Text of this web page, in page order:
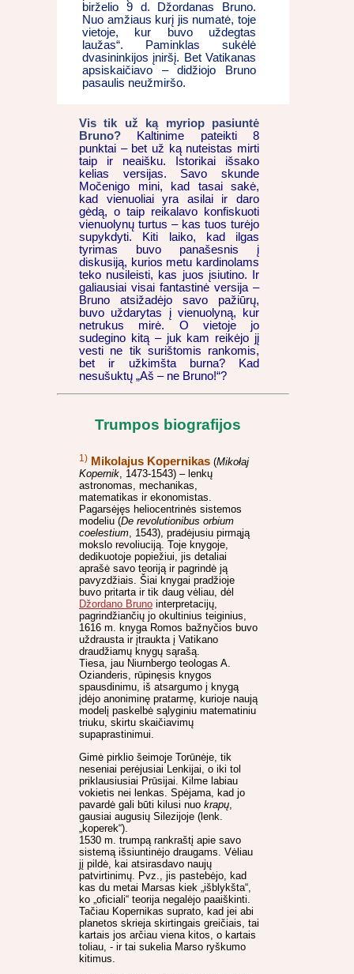
birželio 9 d. Džordanas Bruno.
Nuo amžiaus kurį jis numatė, toje
vietoje, kur buvo uždegtas
laužas“. Paminklas sukėlė
dvasininkijos įniršį. Bet Vatikanas
apsiskaičiavo – didžiojo Bruno
pasaulis neužmiršo.
Vis tik už ką myriop pasiuntė
Bruno? Kaltinime pateikti 8
punktai – bet už ką nuteistas mirti
taip ir neaišku. Istorikai išsako
kelias versijas. Savo skunde
Močenigo mini, kad tasai sakė,
kad vienuoliai yra asilai ir daro
gėdą, o taip reikalavo konfiskuoti
vienuolynų turtus – kas tuos turėjo
supykdyti. Kiti laiko, kad ilgas
tyrimas buvo panašesnis į
diskusiją, kurios metu kardinolams
teko nusileisti, kas juos įsiutino. Ir
galiausiai visai fantastinė versija –
Bruno atsižadėjo savo pažiūrų,
buvo uždarytas į vienuolyną, kur
netrukus mirė. O vietoje jo
sudegino kitą – juk kam reikėjo jį
vesti ne tik surištomis rankomis,
bet ir užkimšta burna? Kad
nesušuktų „Aš – ne Bruno!“?
Trumpos biografijos
1) Mikolajus Kopernikas (Mikołaj
Kopernik, 1473-1543) – lenkų
astronomas, mechanikas,
matematikas ir ekonomistas.
Pagarsėjęs heliocentrinės sistemos
modeliu (De revolutionibus orbium
coelestium, 1543), pradėjusiu pirmąją
mokslo revoliuciją. Toje knygoje,
dedikuotoje popiežiui, jis detaliai
aprašė savo teoriją ir pagrindė ją
pavyzdžiais. Šiai knygai pradžioje
buvo pritarta ir tik daug vėliau, dėl
Džordano Bruno interpretacijų,
pagrindžiančių jo okultinius teiginius,
1616 m. knyga Romos bažnyčios buvo
uždrausta ir įtraukta į Vatikano
draudžiamų knygų sąrašą.
Tiesa, jau Niurnbergo teologas A.
Ozianderis, rūpinęsis knygos
spausdinimu, iš atsargumo į knygą
įdėjo anoniminę pratarmę, kurioje naują
modelį paskelbė sąlyginiu matematiniu
triuku, skirtu skaičiavimų
supaprastinimui.
Gimė pirklio šeimoje Torūnėje, tik
neseniai perėjusiai Lenkijai, o iki tol
priklausiusiai Prūsijai. Kilme labiau
vokietis nei lenkas. Spėjama, kad jo
pavardė gali būti kilusi nuo krapų
gausiai augusių Silezijoje (lenk.
„koperek“).
1530 m. trumpą rankraštį apie savo
sistemą išsiuntinėjo draugams. Vėliau
jį pildė, kai atsirasdavo naujų
patvirtinimų. Pvz., jis pastebėjo, kad
kas du metai Marsas kiek „išblykšta“,
ko „oficiali“ teorija negalėjo paaiškinti.
Tačiau Kopernikas suprato, kad jei abi
planetos skrieja skirtingais greičiais, tai
kartais jos arčiau viena kitos, o kartais
toliau, - ir tai sukelia Marso ryškumo
kitimus.